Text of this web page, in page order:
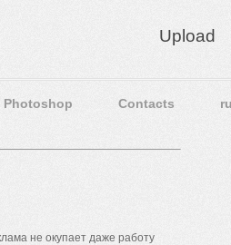
Upload
Photoshop Contacts ru
не окупает даже работу